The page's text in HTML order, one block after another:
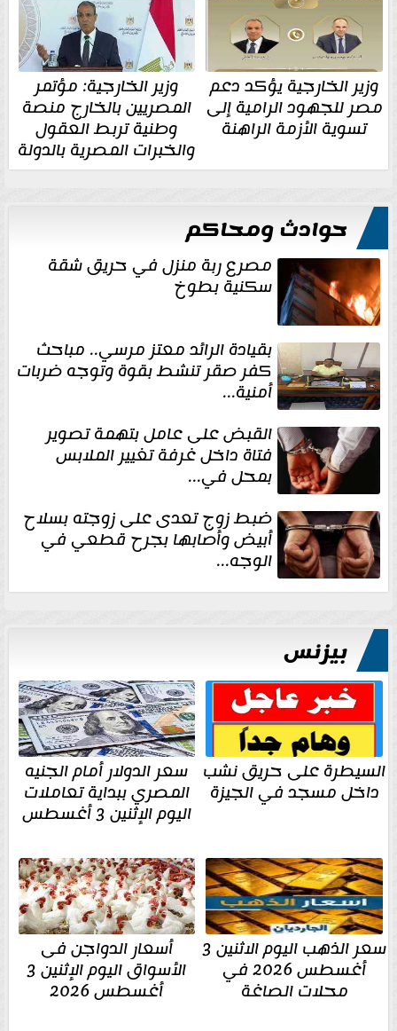
وزير الخارجية يؤكد دعم
مصر للجهود الرامية إلى
تسوية الأزمة الراهنة
وزير الخارجية: مؤتمر
المصريين بالخارج منصة
وطنية تربط العقول
والخبرات المصرية بالدولة
حوادث ومحاكم
مصرع ربة منزل في حريق شقة
سكنية بطوخ
بقيادة الرائد معتز مرسي.. مباحث
كفر صقر تنشط بقوة وتوجه ضربات
أمنية...
القبض على عامل بتهمة تصوير
فتاة داخل غرفة تغيير الملابس
بمحل في...
ضبط زوج تعدى على زوجته بسلاح
أبيض وأصابها بجرح قطعي في
الوجه...
بيزنس
السيطرة على حريق نشب
داخل مسجد في الجيزة
سعر الدولار أمام الجنيه
المصري ببداية تعاملات
اليوم الإثنين 3 أغسطس
سعر الذهب اليوم الاثنين 3
أغسطس 2026 في
محلات الصاغة
أسعار الدواجن فى
الأسواق اليوم الإثنين 3
أغسطس 2026